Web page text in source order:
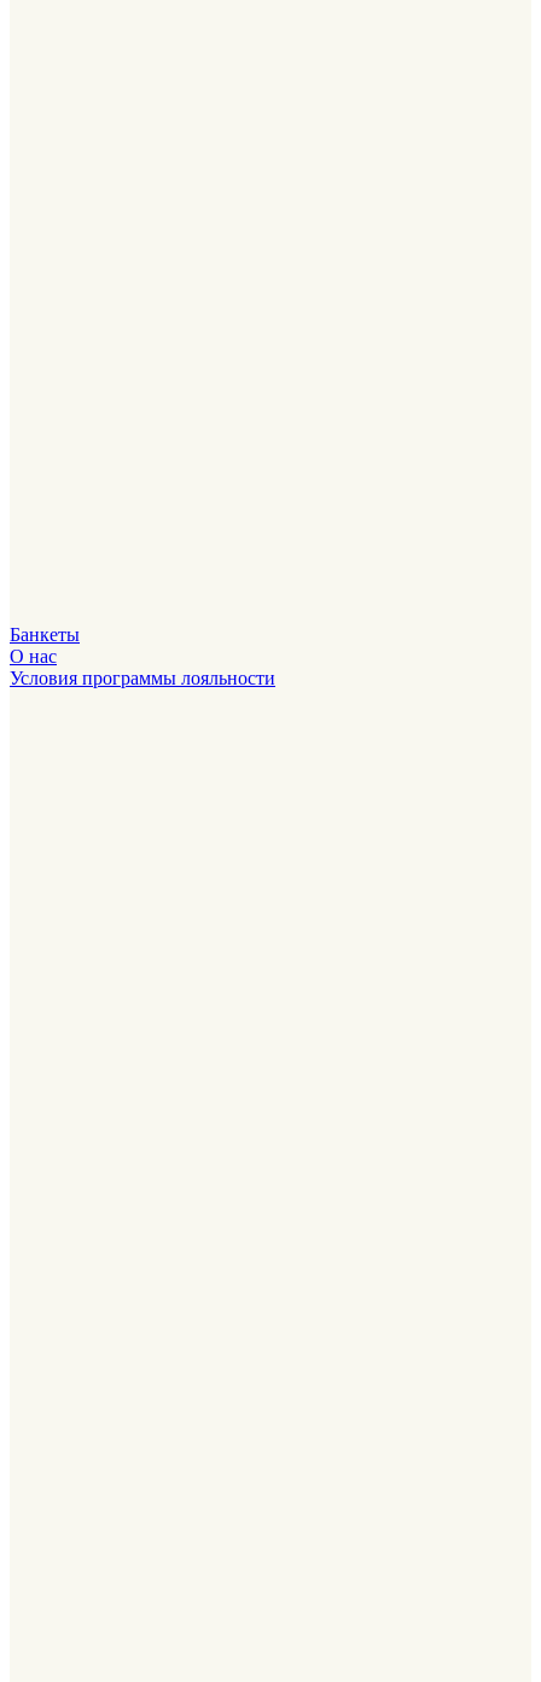
Банкеты
О нас
Условия программы лояльности